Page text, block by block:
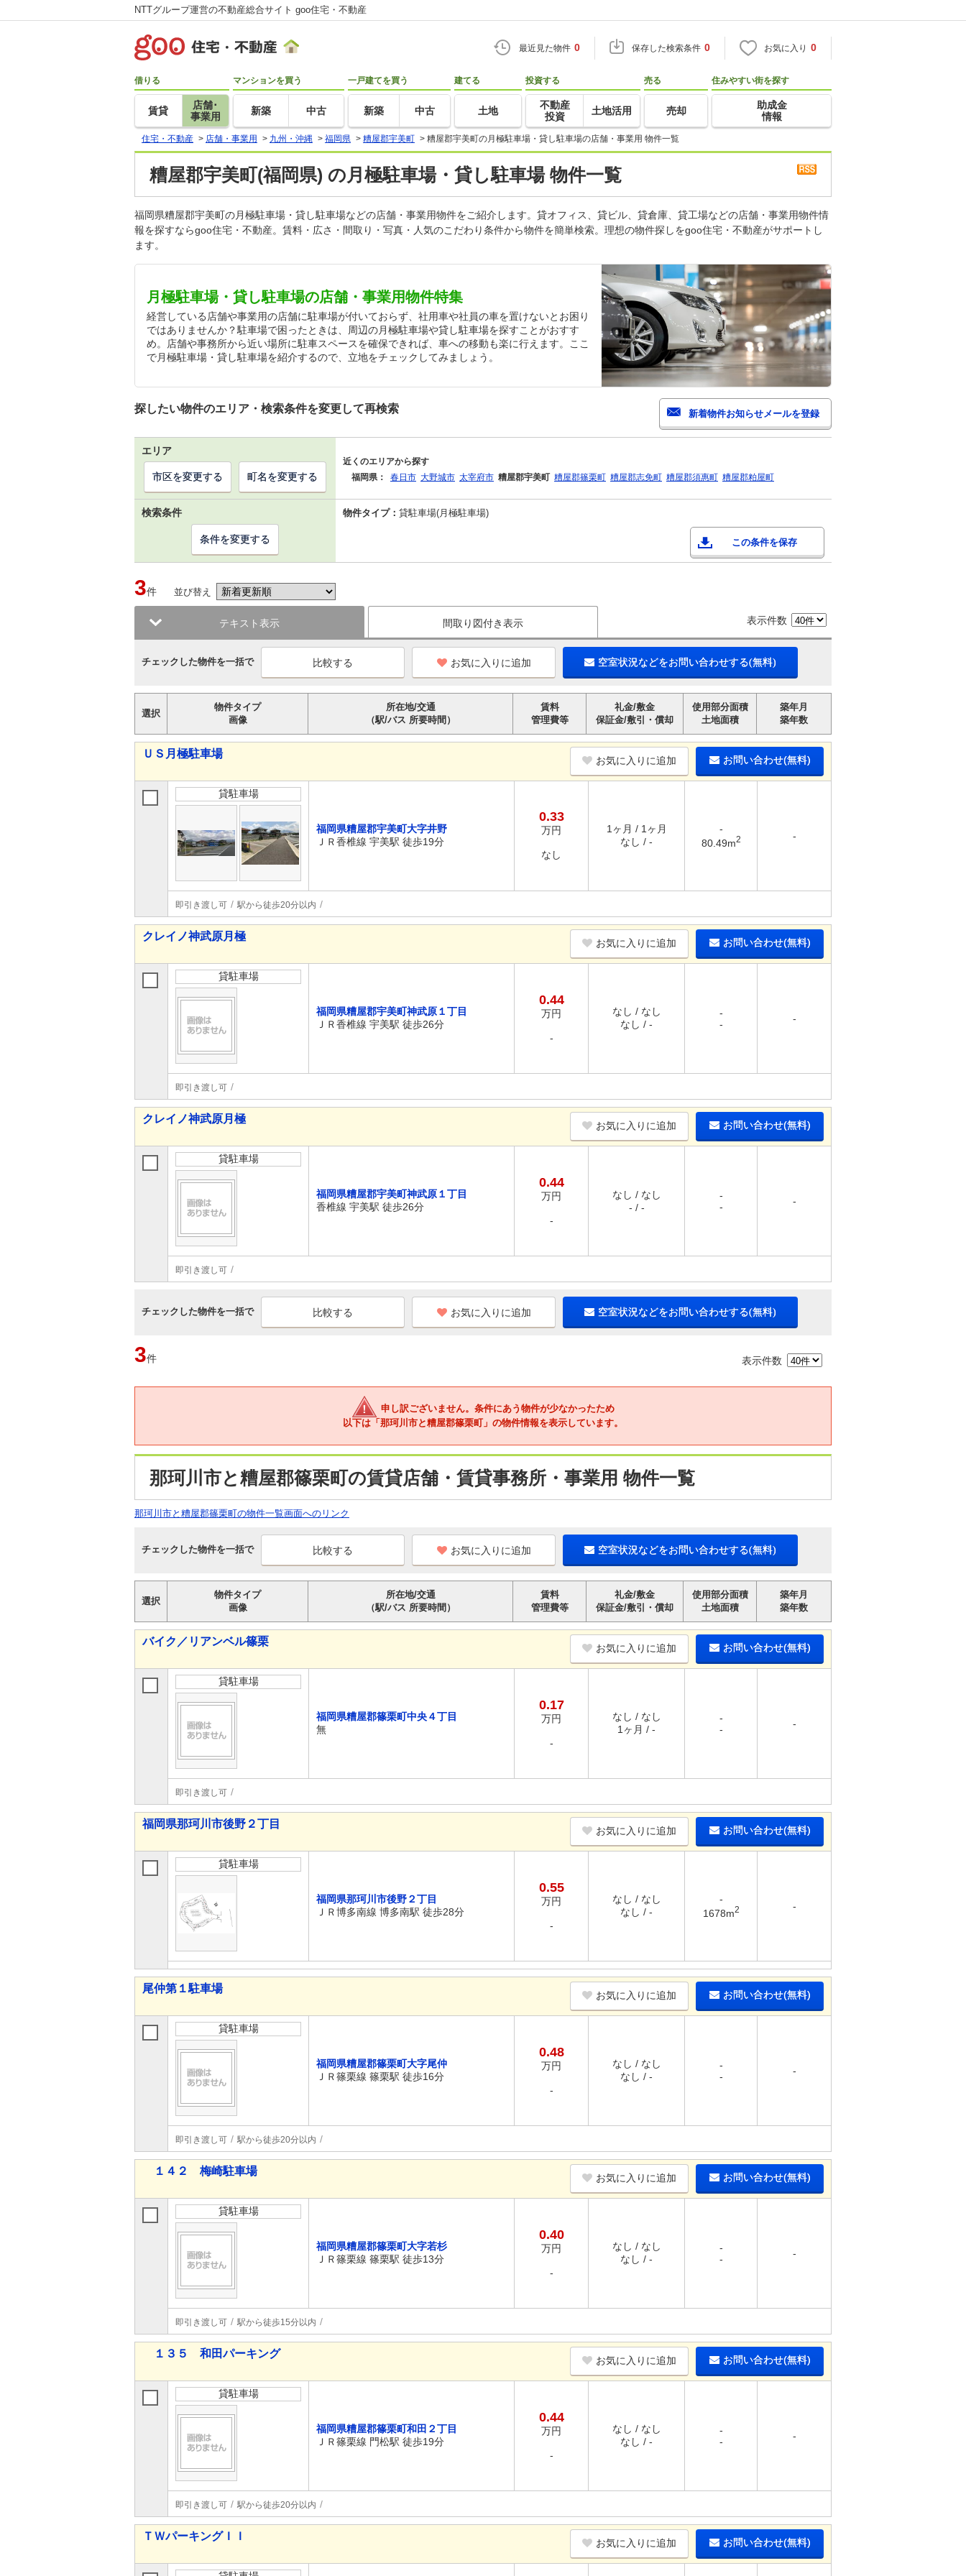
NTTグループ運営の不動産総合サイト goo住宅・不動産
最近見た物件 0 保存した検索条件 0 お気に入り 0
借りる
賃貸
店舗･
事業用
マンションを買う
新築 中古
一戸建てを買う
新築 中古
建てる
土地
投資する
不動産
投資
土地活用
売る
売却
住みやすい街を探す
助成金
情報
住宅・不動産 > 店舗・事業用 > 九州・沖縄 > 福岡県 > 糟屋郡宇美町 > 糟屋郡宇美町の月極駐車場・貸し駐車場の店舗・事業用 物件一覧
糟屋郡宇美町(福岡県) の月極駐車場・貸し駐車場 物件一覧
福岡県糟屋郡宇美町の月極駐車場・貸し駐車場などの店舗・事業用物件をご紹介します。貸オフィス、貸ビル、貸倉庫、貸工場などの店舗・事業用物件情
報を探すならgoo住宅・不動産。賃料・広さ・間取り・写真・人気のこだわり条件から物件を簡単検索。理想の物件探しをgoo住宅・不動産がサポートし
ます。
月極駐車場・貸し駐車場の店舗・事業用物件特集
経営している店舗や事業用の店舗に駐車場が付いておらず、社用車や社員の車を置けないとお困り
ではありませんか？駐車場で困ったときは、周辺の月極駐車場や貸し駐車場を探すことがおすす
め。店舗や事務所から近い場所に駐車スペースを確保できれば、車への移動も楽に行えます。ここ
で月極駐車場・貸し駐車場を紹介するので、立地をチェックしてみましょう。
探したい物件のエリア・検索条件を変更して再検索
エリア
近くのエリアから探す
福岡県：
春日市 大野城市 太宰府市 糟屋郡宇美町 糟屋郡篠栗町 糟屋郡志免町 糟屋郡須惠町 糟屋郡粕屋町
市区を変更する 町名を変更する
検索条件 物件タイプ： 貸駐車場(月極駐車場)
この条件を保存
条件を変更する
3件 並び替え
テキスト表示 間取り図付き表示 表示件数
チェックした物件を一括で お気に入りに追加 空室状況などをお問い合わせする(無料)
選択
物件タイプ
画像
所在地/交通
（駅/バス 所要時間）
賃料
管理費等
礼金/敷金
保証金/敷引・償却
使用部分面積
土地面積
築年月
築年数
ＵＳ月極駐車場
お気に入りに追加 お問い合わせ(無料)
貸駐車場
福岡県糟屋郡宇美町大字井野
ＪＲ香椎線 宇美駅 徒歩19分
0.33
万円
なし
1ヶ月 / 1ヶ月
なし / -
-
80.49m2 -
即引き渡し可 駅から徒歩20分以内
クレイノ神武原月極
お気に入りに追加 お問い合わせ(無料)
貸駐車場
福岡県糟屋郡宇美町神武原１丁目
ＪＲ香椎線 宇美駅 徒歩26分
0.44
万円
-
なし / なし
なし / -
-
-
-
即引き渡し可
クレイノ神武原月極
お気に入りに追加 お問い合わせ(無料)
貸駐車場
福岡県糟屋郡宇美町神武原１丁目
香椎線 宇美駅 徒歩26分
0.44
万円
-
なし / なし
- / -
-
-
-
即引き渡し可
チェックした物件を一括で お気に入りに追加 空室状況などをお問い合わせする(無料)
3件 表示件数
申し訳ございません。条件にあう物件が少なかったため
以下は「那珂川市と糟屋郡篠栗町」の物件情報を表示しています。
那珂川市と糟屋郡篠栗町の賃貸店舗・賃貸事務所・事業用 物件一覧
那珂川市と糟屋郡篠栗町の物件一覧画面へのリンク
チェックした物件を一括で お気に入りに追加 空室状況などをお問い合わせする(無料)
選択
物件タイプ
画像
所在地/交通
（駅/バス 所要時間）
賃料
管理費等
礼金/敷金
保証金/敷引・償却
使用部分面積
土地面積
築年月
築年数
バイク／リアンベル篠栗
お気に入りに追加 お問い合わせ(無料)
貸駐車場
福岡県糟屋郡篠栗町中央４丁目
無
0.17
万円
-
なし / なし
1ヶ月 / -
-
-
-
即引き渡し可
福岡県那珂川市後野２丁目
お気に入りに追加 お問い合わせ(無料)
貸駐車場
福岡県那珂川市後野２丁目
ＪＲ博多南線 博多南駅 徒歩28分
0.55
万円
-
なし / なし
なし / -
-
1678m2 -
尾仲第１駐車場
お気に入りに追加 お問い合わせ(無料)
貸駐車場
福岡県糟屋郡篠栗町大字尾仲
ＪＲ篠栗線 篠栗駅 徒歩16分
0.48
万円
-
なし / なし
なし / -
-
-
-
即引き渡し可 駅から徒歩20分以内
１４２ 梅崎駐車場
お気に入りに追加 お問い合わせ(無料)
貸駐車場
福岡県糟屋郡篠栗町大字若杉
ＪＲ篠栗線 篠栗駅 徒歩13分
0.40
万円
-
なし / なし
なし / -
-
-
-
即引き渡し可 駅から徒歩15分以内
１３５ 和田パーキング
お気に入りに追加 お問い合わせ(無料)
貸駐車場
福岡県糟屋郡篠栗町和田２丁目
ＪＲ篠栗線 門松駅 徒歩19分
0.44
万円
-
なし / なし
なし / -
-
-
-
即引き渡し可 駅から徒歩20分以内
ＴＷパーキングＩＩ
お気に入りに追加 お問い合わせ(無料)